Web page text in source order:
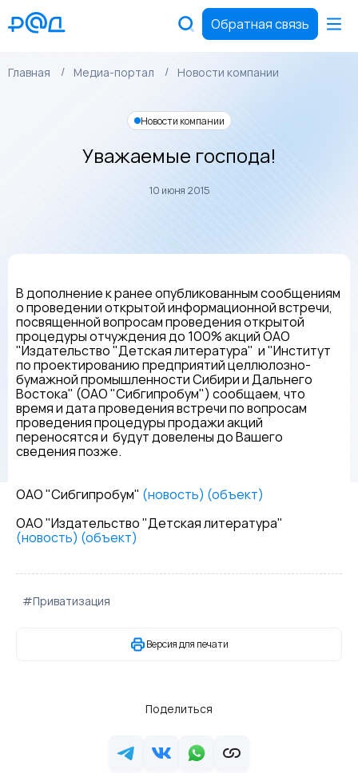
Обратная связь
Главная Медиа-портал Новости компании
Новости компании
Уважаемые господа!
10 июня 2015
В дополнение к ранее опубликованным сообщениям
о проведении открытой информационной встречи,
посвященной вопросам проведения открытой
процедуры отчуждения до 100% акций ОАО
"Издательство "Детская литература" и "Институт
по проектированию предприятий целлюлозно-
бумажной промышленности Сибири и Дальнего
Востока" (ОАО "Сибгипробум") сообщаем, что
время и дата проведения встречи по вопросам
проведения процедуры продажи акций
переносятся и будут довелены до Вашего
сведения позже.
ОАО "Сибгипробум" (новость) (объект)
ОАО "Издательство "Детская литература"
(новость) (объект)
#Приватизация
Версия для печати
Поделиться